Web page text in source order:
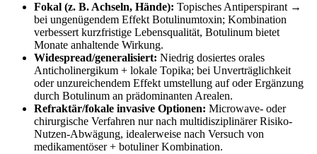
Fokal (z. B. Achseln, ‍Hände): Topisches Antiperspirant →
bei ungenügendem Effekt Botulinumtoxin;⁢ Kombination
verbessert kurzfristige Lebensqualität, Botulinum bietet
Monate anhaltende​ Wirkung.
Widespread/generalisiert: Niedrig dosiertes ⁤orales
Anticholinergikum‌ + lokale ‍Topika; bei ⁣Unverträglichkeit
oder unzureichendem Effekt ⁤umstellung auf oder⁢ Ergänzung
durch Botulinum an ​prädominanten Arealen.
Refraktär/fokale invasive Optionen: Microwave-⁤ oder
chirurgische⁢ Verfahren nur nach​ multidisziplinärer Risiko-
Nutzen-Abwägung,⁢ idealerweise nach Versuch von
medikamentöser + botuliner‌ Kombination.